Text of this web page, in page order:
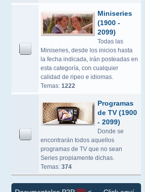
Miniseries
(1900 -
2099)
Todas las
Miniseries, desde los inicios hasta
la fecha indicada, irán posteadas en
esta categoría, con cualquier
calidad de ripeo e idiomas.
Temas: 1222
Programas
de TV (1900
- 2099)
Donde se
encontrarán todos aquellos
programas de TV que no sean
Series propiamente dichas.
Temas: 374